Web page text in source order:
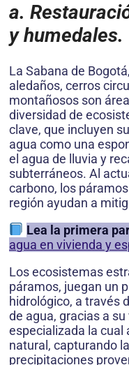
a.
y humedales.
La Sabana de
aledaños, cerros
montañosos son
diversidad de
clave, que incluyen
agua como una
el agua de lluvia y
subterráneos. Al
carbono, los
región ayudan a
Lea la primera
agua en vivienda y
Los ecosistemas
páramos, juegan un
hidrológico, a través
de agua, gracias a
especializada la cual
natural, capturando
precipitaciones